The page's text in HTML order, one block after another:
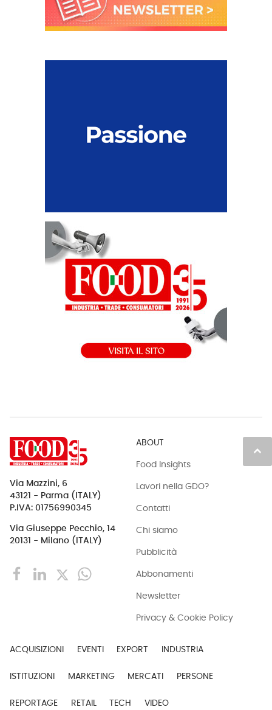
keyboard_arrow_up
Via Mazzini, 6
43121 - Parma (ITALY)
P.IVA: 01756990345
Via Giuseppe Pecchio, 14
20131 - Milano (ITALY)
ABOUT
Food Insights
Lavori nella GDO?
Contatti
Chi siamo
Pubblicità
Abbonamenti
Newsletter
Privacy & Cookie Policy
ACQUISIZIONI EVENTI EXPORT INDUSTRIA
ISTITUZIONI MARKETING MERCATI PERSONE
REPORTAGE RETAIL TECH VIDEO